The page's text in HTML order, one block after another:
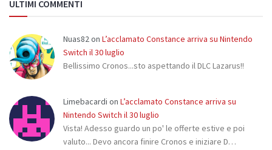
ULTIMI COMMENTI
Nuas82on L’acclamato Constance arriva su Nintendo
Switch il 30 luglio
Bellissimo Cronos...sto aspettando il DLC Lazarus!!
Limebacardi on L’acclamato Constance arriva su
Nintendo Switch il 30 luglio
Vista! Adesso guardo un po' le offerte estive e poi
valuto... Devo ancora finire Cronos e iniziare D…